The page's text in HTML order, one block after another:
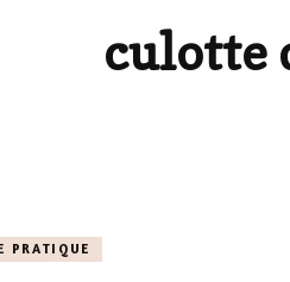
LES
LES ACCESSOIRES
culotte
PRATIQUE